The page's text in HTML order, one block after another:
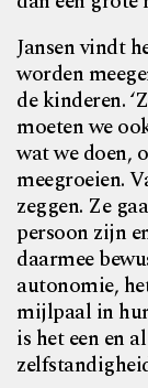
Jansen vindt
worden
de kinderen.
moeten we
wat we doen,
meegroeien.
zeggen. Ze
persoon zijn
daarmee
autonomie,
mijlpaal in
is het een en